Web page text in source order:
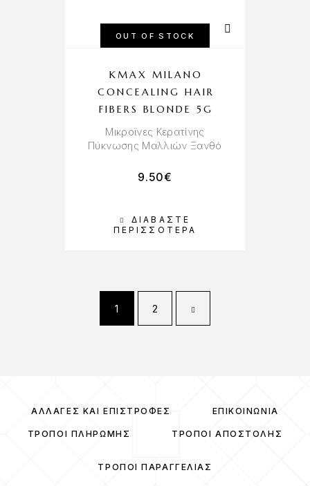
OUT OF STOCK
ΔΙΑΒΆΣΤΕ
ΠΕΡΙΣΣΌΤΕΡΑ
KMAX MILANO
CONCEALING HAIR
FIBERS BLONDE 5G
Μικροϊνες Κερατίνης
Πύκνωσης Μαλλιών Ξανθό
9.50€
1 2
ΑΛΛΑΓΈΣ ΚΑΙ ΕΠΙΣΤΡΟΦΈΣ ΕΠΙΚΟΙΝΩΝΊΑ
ΤΡΌΠΟΙ ΠΛΗΡΩΜΉΣ ΤΡΌΠΟΙ ΑΠΟΣΤΟΛΉΣ
ΤΡΌΠΟΙ ΠΑΡΑΓΓΕΛΊΑΣ